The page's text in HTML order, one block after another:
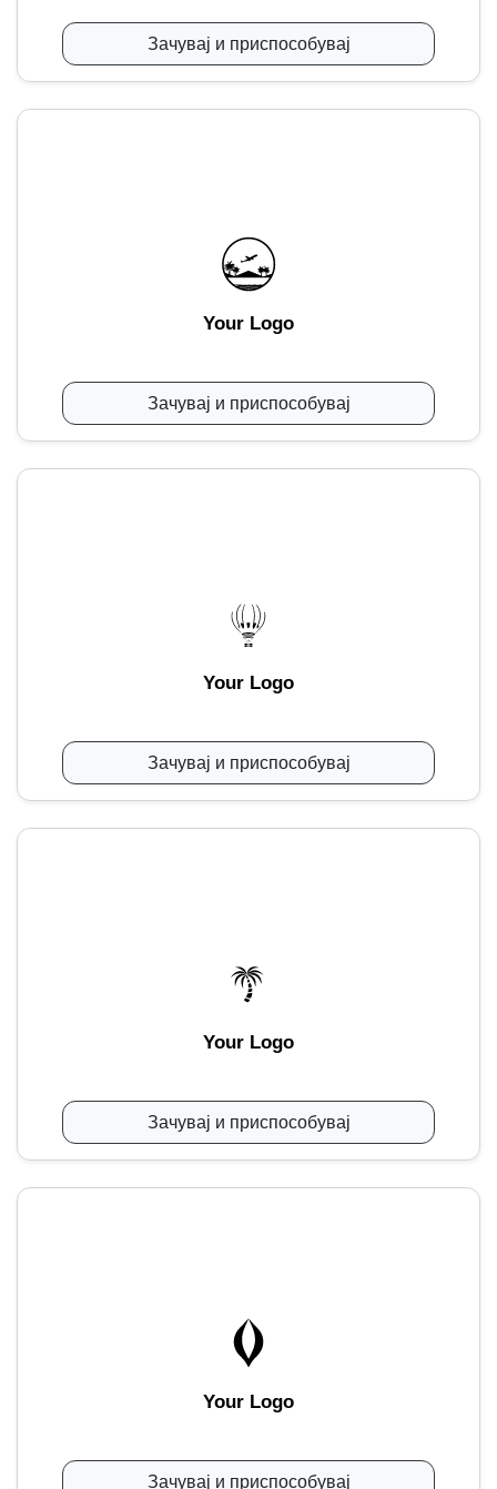
Зачувај и приспособувај
Your Logo
Зачувај и приспособувај
Your Logo
Зачувај и приспособувај
Your Logo
Зачувај и приспособувај
Your Logo
Зачувај и приспособувај